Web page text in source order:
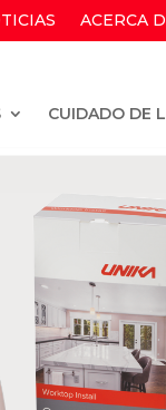
ACERCA
CUIDADO DE